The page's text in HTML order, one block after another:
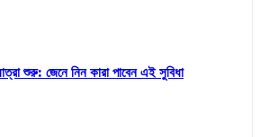
শুরু: জেনে নিন কারা পাবেন এই সুবিধা